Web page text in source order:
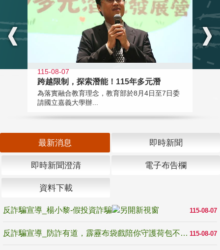
115-08-07
跨越限制，探索潛能！115年多元潛
為落實融合教育理念，教育部於8月4日至7日委
請國立嘉義大學辦...
最新消息 即時新聞
即時新聞澄清 電子布告欄
資料下載
115-08-07
反詐騙宣導_楊小黎-假投資詐騙
115-08-07
反詐騙宣導_防詐有道，霹靂布袋戲陪你守護荷包不受騙